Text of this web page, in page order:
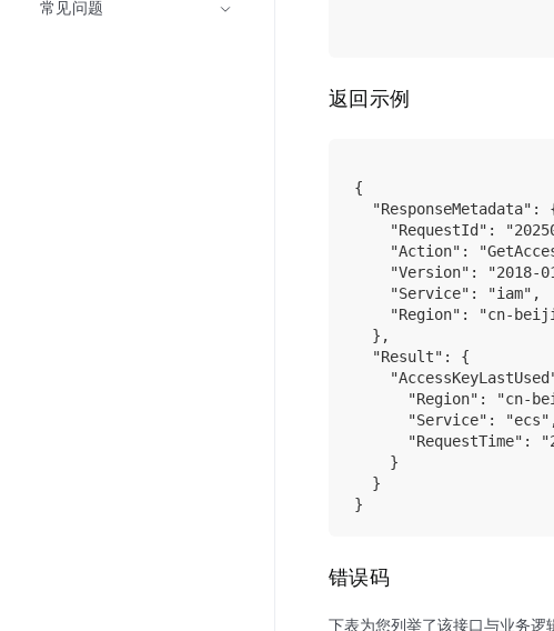
常见问题
返回示例
{
"ResponseMetadata":
"RequestId":
"Action":
"Version": "2018-
    "Service": "iam",
"Region": "cn-
  },
  "Result": {
"Region": "cn-
"Service":
"RequestTime":
    }
  }
错误码
下表为您列举了该接口与业务